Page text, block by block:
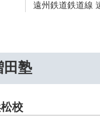
遠州鉄道鉄道線
田塾
校